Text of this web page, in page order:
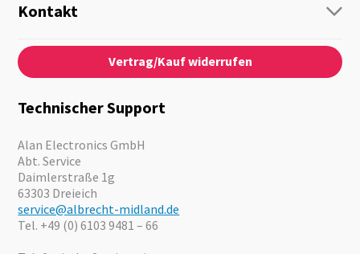
Personenführung
Audio
Notfallvorsorge
Motorrad
Angebote
Kontakt
Kontaktformular
Über Uns
News
Kataloge
Vertrag/Kauf widerrufen
Technischer Support
Alan Electronics GmbH
Abt. Service
Daimlerstraße 1g
63303 Dreieich
service@albrecht-midland.de
Tel. +49 (0) 6103 9481 – 66